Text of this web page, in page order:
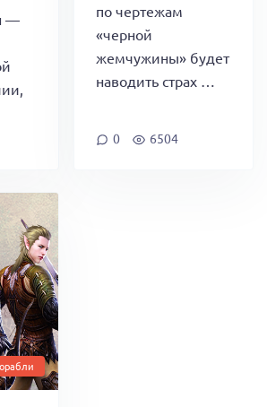
—
по чертежам
«черной
жемчужины» будет
наводить страх …
0 6504